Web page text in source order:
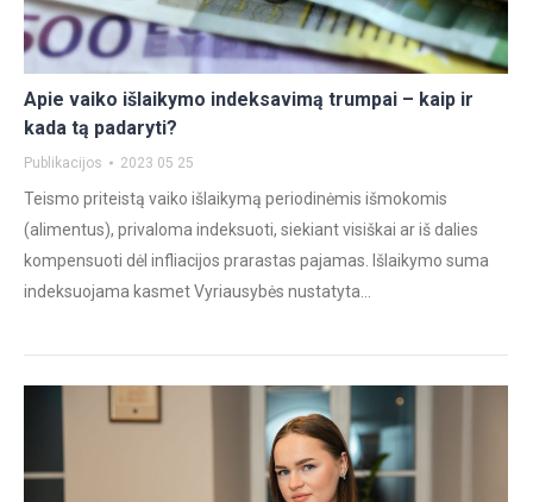
Apie vaiko išlaikymo indeksavimą trumpai – kaip ir
kada tą padaryti?
Publikacijos 2023 05 25
Teismo priteistą vaiko išlaikymą periodinėmis išmokomis
(alimentus), privaloma indeksuoti, siekiant visiškai ar iš dalies
kompensuoti dėl infliacijos prarastas pajamas. Išlaikymo suma
indeksuojama kasmet Vyriausybės nustatyta…